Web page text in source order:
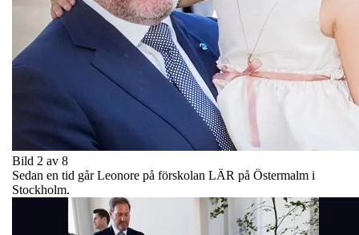
Bild 2 av 8
Sedan en tid går Leonore på förskolan LÄR på Östermalm i
Stockholm.